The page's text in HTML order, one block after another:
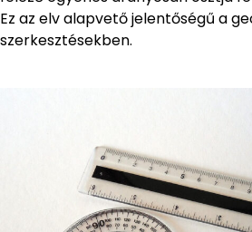
Ez az elv alapvető jelentőségű a
szerkesztésekben.